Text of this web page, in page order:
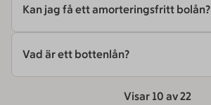
Kan jag få ett amorteringsfritt bolån?
Vad är ett bottenlån?
Visar 10 av 22